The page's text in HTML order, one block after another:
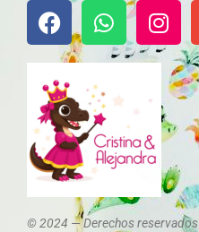
© 2024 — Derechos reservados